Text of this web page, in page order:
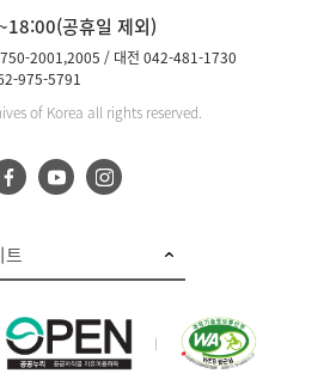
공휴일 제외)
2001,2005
대전 042-481-1730
975-5791
of Korea all rights reserved.
트